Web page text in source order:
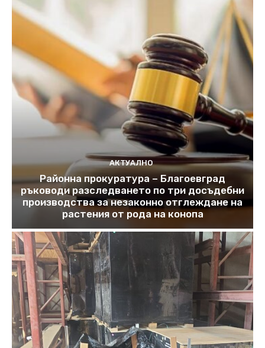
АКТУАЛНО
Районна прокуратура – Благоевград
ръководи разследването по три досъдебни
производства за незаконно отглеждане на
растения от рода на конопа